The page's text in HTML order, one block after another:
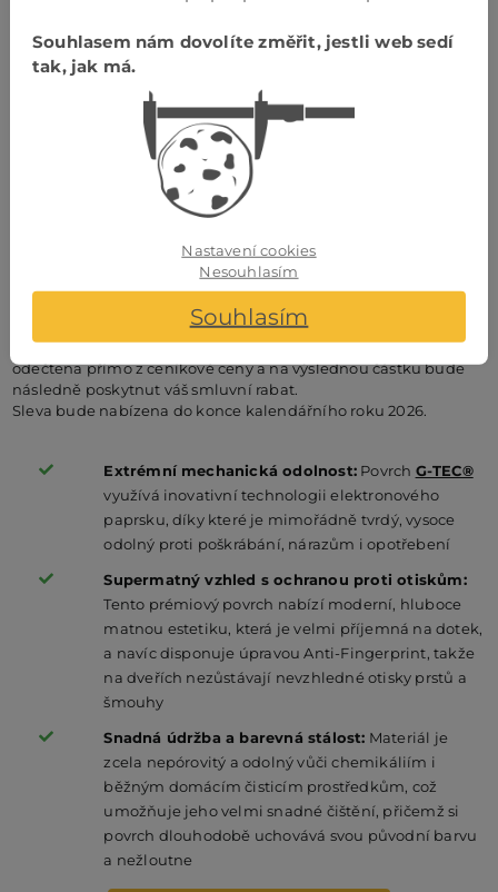
Sleva na modely dveří řady BLACKLINE –
sleva 3.000,- Kč bez DPH na každé křídlo
Pro designovou modelovou řadu dveří
platí mimořádná akční nabídka, v rámci které získáte atraktivní
na každé dveřní křídlo.
Tato exkluzivní řada vyniká elegantními černými detaily, jako
jsou kliky, zámky či panty, které interiéru dodávají vysoce
moderní a prémiový kontrast. Samotná sleva vám bude
odečtena přímo z ceníkové ceny a na výslednou částku bude
následně poskytnut váš smluvní rabat.
Sleva bude nabízena do konce kalendářního roku 2026.
Extrémní mechanická odolnost: Povrch G-TEC®
využívá inovativní technologii elektronového
paprsku, díky které je mimořádně tvrdý, vysoce
odolný proti poškrábání, nárazům i opotřebení
Supermatný vzhled s ochranou proti otiskům:
Tento prémiový povrch nabízí moderní, hluboce
matnou estetiku, která je velmi příjemná na dotek,
a navíc disponuje úpravou Anti-Fingerprint, takže
na dveřích nezůstávají nevzhledné otisky prstů a
šmouhy
Snadná údržba a barevná stálost: Materiál je
zcela nepórovitý a odolný vůči chemikáliím i
běžným domácím čisticím prostředkům, což
umožňuje jeho velmi snadné čištění, přičemž si
povrch dlouhodobě uchovává svou původní barvu
a nežloutne
Souhlasem nám dovolíte změřit, jestli web sedí
tak, jak má.
Nastavení cookies
Nesouhlasím
Souhlasím